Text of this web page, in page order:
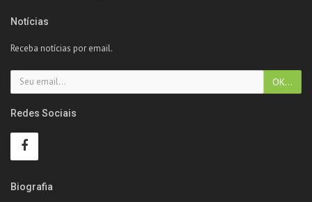
Notícias
Receba notícias por email.
Redes Sociais
Biografia